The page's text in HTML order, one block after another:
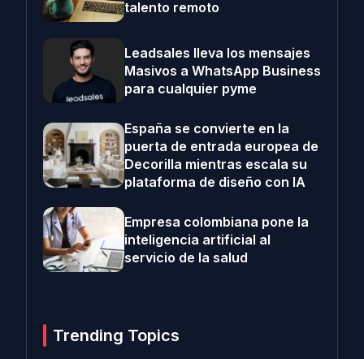
talento remoto
Leadsales lleva los mensajes
Masivos a WhatsApp Business
para cualquier pyme
España se convierte en la
puerta de entrada europea de
Decorilla mientras escala su
plataforma de diseño con IA
Empresa colombiana pone la
inteligencia artificial al
servicio de la salud
Trending Topics